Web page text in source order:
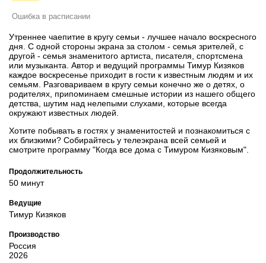
Ошибка в расписании
Утреннее чаепитие в кругу семьи - лучшее начало воскресного
дня. С одной стороны экрана за столом - семья зрителей, с
другой - семья знаменитого артиста, писателя, спортсмена
или музыканта. Автор и ведущий программы Тимур Кизяков
каждое воскресенье приходит в гости к известным людям и их
семьям. Разговариваем в кругу семьи конечно же о детях, о
родителях, припоминаем смешные истории из нашего общего
детства, шутим над нелепыми слухами, которые всегда
окружают известных людей.
Хотите побывать в гостях у знаменитостей и познакомиться с
их близкими? Собирайтесь у телеэкрана всей семьей и
смотрите программу "Когда все дома с Тимуром Кизяковым".
Продолжительность
50 минут
Ведущие
Тимур Кизяков
Производство
Россия
2026